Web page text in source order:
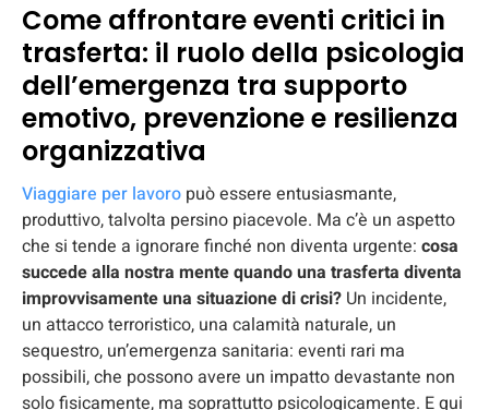
Come affrontare eventi critici in
trasferta: il ruolo della psicologia
dell’emergenza tra supporto
emotivo, prevenzione e resilienza
organizzativa
Viaggiare per lavoro può essere entusiasmante,
produttivo, talvolta persino piacevole. Ma c’è un aspetto
che si tende a ignorare finché non diventa urgente: cosa
succede alla nostra mente quando una trasferta diventa
improvvisamente una situazione di crisi? Un incidente,
un attacco terroristico, una calamità naturale, un
sequestro, un’emergenza sanitaria: eventi rari ma
possibili, che possono avere un impatto devastante non
solo fisicamente, ma soprattutto psicologicamente. E qui